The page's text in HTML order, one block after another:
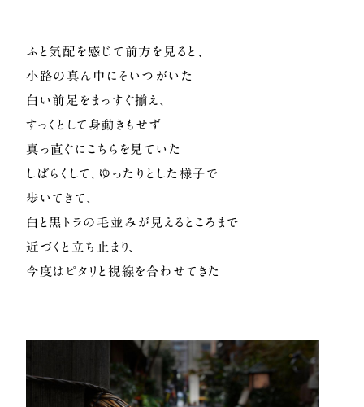
ふと気配を感じて前方を見ると、
小路の真ん中にそいつがいた
白い前足をまっすぐ揃え、
すっくとして身動きもせず
真っ直ぐにこちらを見ていた
しばらくして、ゆったりとした様子で
歩いてきて、
白と黒トラの毛並みが見えるところまで
近づくと立ち止まり、
今度はピタリと視線を合わせてきた